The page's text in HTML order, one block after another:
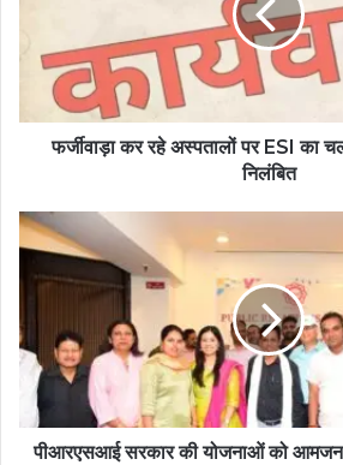
फर्जीवाड़ा कर रहे अस्पतालों पर ESI का
निलंबित
पीआरएसआई सरकार की योजनाओं को